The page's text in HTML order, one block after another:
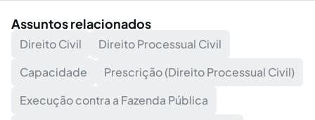
Assuntos relacionados
Direito Civil
Direito Processual Civil
Capacidade
Prescrição (Direito Processual Civil)
Execução contra a Fazenda Pública